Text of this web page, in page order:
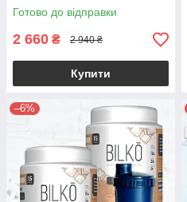
грам
Готово до відправки
2 660 ₴ 2 940 ₴
Купити
–6%